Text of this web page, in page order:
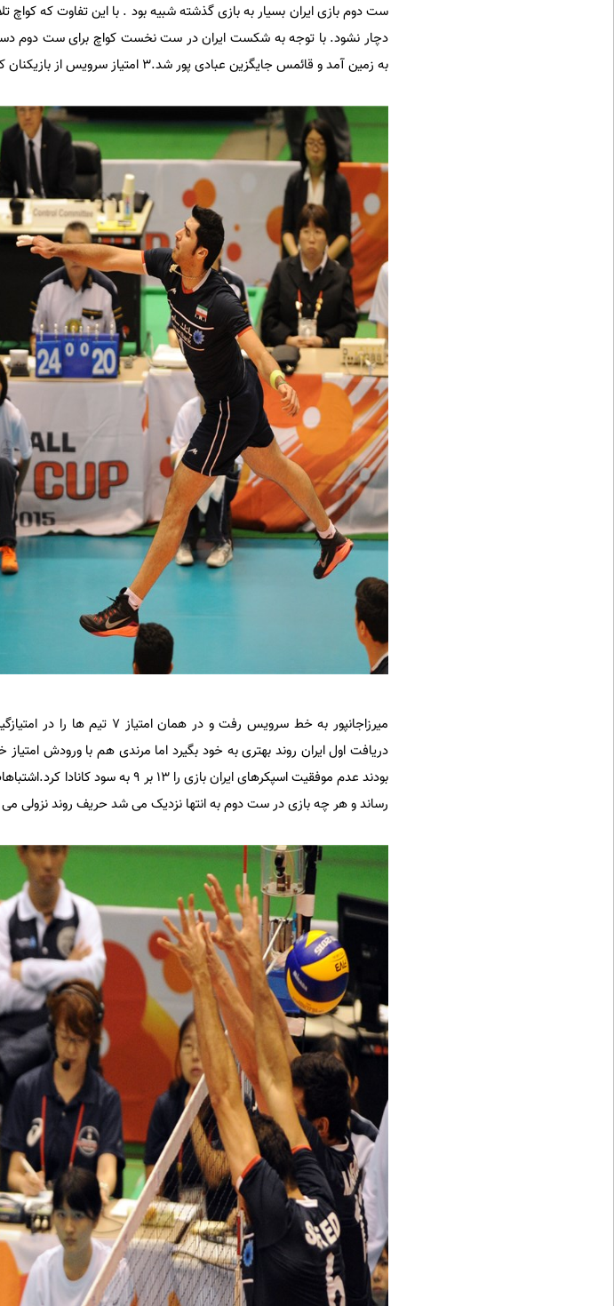
ست دوم بازی ایران بسیار به بازی گذشته شبیه بود . با این تفاوت که کواچ
دچار نشود. با توجه به شکست ایران در ست نخست کواچ برای ست دوم دست
به زمین آمد و قائمس جایگزین عبادی پور شد.3 امتیاز سرویس از بازیکنان کانادا نتیجه به 7 بر 4 به سود این تیم کرد.
میرزاجانپور به خط سرویس رفت و
رساند و هر چه بازی در ست دوم به انتها نزدیک می شد حریف روند نزولی